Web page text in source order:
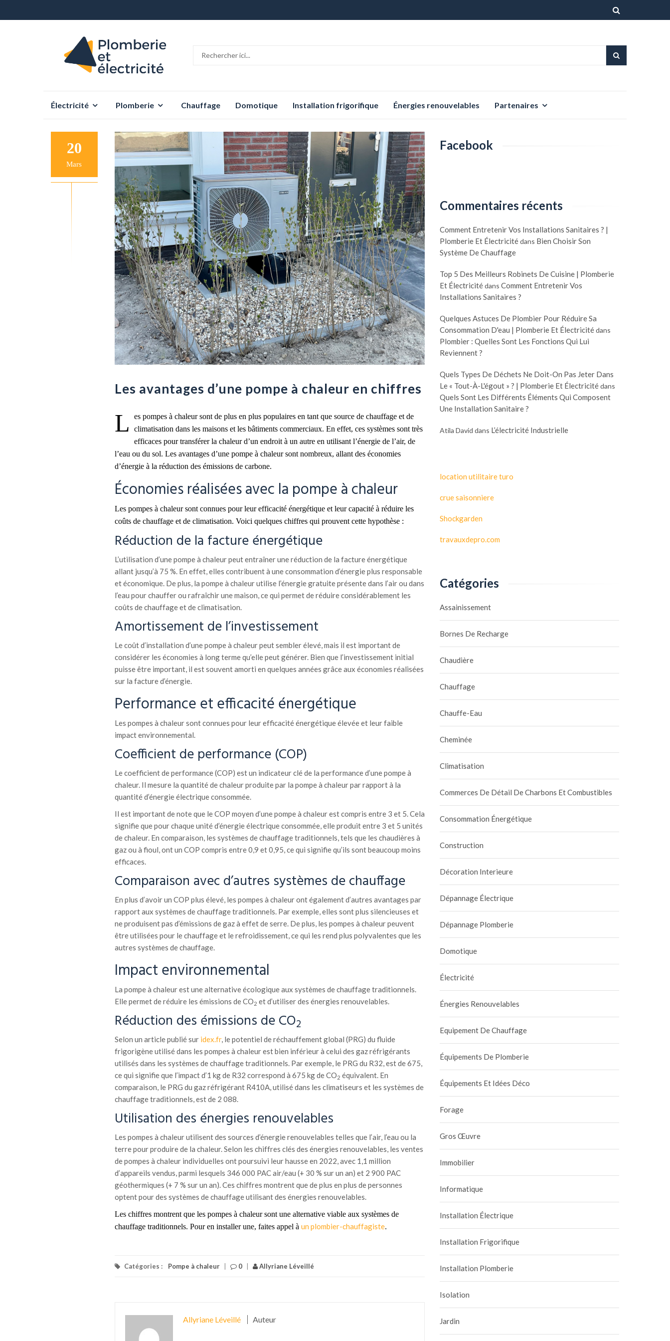
Aller
contenu
Électricité Plomberie Chauffage Domotique Installation frigorifique Énergies renouvelables Partenaires
20
Mars
Les avantages d’une pompe à chaleur en chiffres
L
es pompes à chaleur sont de plus en plus populaires en tant que source de chauffage et de
climatisation dans les maisons et les bâtiments commerciaux. En effet, ces systèmes sont très
efficaces pour transférer la chaleur d’un endroit à un autre en utilisant l’énergie de l’air, de
l’eau ou du sol. Les avantages d’une pompe à chaleur sont nombreux, allant des économies
d’énergie à la réduction des émissions de carbone.
Économies réalisées avec la pompe à chaleur
Les pompes à chaleur sont connues pour leur efficacité énergétique et leur capacité à réduire les
coûts de chauffage et de climatisation. Voici quelques chiffres qui prouvent cette hypothèse :
Réduction de la facture énergétique
L’utilisation d’une pompe à chaleur peut entraîner une réduction de la facture énergétique
allant jusqu’à 75 %. En effet, elles contribuent à une consommation d’énergie plus responsable
et économique. De plus, la pompe à chaleur utilise l’énergie gratuite présente dans l’air ou dans
l’eau pour chauffer ou rafraîchir une maison, ce qui permet de réduire considérablement les
coûts de chauffage et de climatisation.
Amortissement de l’investissement
Le coût d’installation d’une pompe à chaleur peut sembler élevé, mais il est important de
considérer les économies à long terme qu’elle peut générer. Bien que l’investissement initial
puisse être important, il est souvent amorti en quelques années grâce aux économies réalisées
sur la facture d’énergie.
Performance et efficacité énergétique
Les pompes à chaleur sont connues pour leur efficacité énergétique élevée et leur faible
impact environnemental.
Coefficient de performance (COP)
Le coefficient de performance (COP) est un indicateur clé de la performance d’une pompe à
chaleur. Il mesure la quantité de chaleur produite par la pompe à chaleur par rapport à la
quantité d’énergie électrique consommée.
Il est important de note que le COP moyen d’une pompe à chaleur est compris entre 3 et 5. Cela
signifie que pour chaque unité d’énergie électrique consommée, elle produit entre 3 et 5 unités
de chaleur. En comparaison, les systèmes de chauffage traditionnels, tels que les chaudières à
gaz ou à fioul, ont un COP compris entre 0,9 et 0,95, ce qui signifie qu’ils sont beaucoup moins
efficaces.
Comparaison avec d’autres systèmes de chauffage
En plus d’avoir un COP plus élevé, les pompes à chaleur ont également d’autres avantages par
rapport aux systèmes de chauffage traditionnels. Par exemple, elles sont plus silencieuses et
ne produisent pas d’émissions de gaz à effet de serre. De plus, les pompes à chaleur peuvent
être utilisées pour le chauffage et le refroidissement, ce qui les rend plus polyvalentes que les
autres systèmes de chauffage.
Impact environnemental
La pompe à chaleur est une alternative écologique aux systèmes de chauffage traditionnels.
Elle permet de réduire les émissions de CO2 et d’utiliser des énergies renouvelables.
Réduction des émissions de CO2
Selon un article publié sur idex.fr, le potentiel de réchauffement global (PRG) du fluide
frigorigène utilisé dans les pompes à chaleur est bien inférieur à celui des gaz réfrigérants
utilisés dans les systèmes de chauffage traditionnels. Par exemple, le PRG du R32, est de 675,
ce qui signifie que l’impact d’1 kg de R32 correspond à 675 kg de CO2 équivalent. En
comparaison, le PRG du gaz réfrigérant R410A, utilisé dans les climatiseurs et les systèmes de
chauffage traditionnels, est de 2 088.
Utilisation des énergies renouvelables
Les pompes à chaleur utilisent des sources d’énergie renouvelables telles que l’air, l’eau ou la
terre pour produire de la chaleur. Selon les chiffres clés des énergies renouvelables, les ventes
de pompes à chaleur individuelles ont poursuivi leur hausse en 2022, avec 1,1 million
d’appareils vendus, parmi lesquels 346 000 PAC air/eau (+ 30 % sur un an) et 2 900 PAC
géothermiques (+ 7 % sur un an). Ces chiffres montrent que de plus en plus de personnes
optent pour des systèmes de chauffage utilisant des énergies renouvelables.
Les chiffres montrent que les pompes à chaleur sont une alternative viable aux systèmes de
chauffage traditionnels. Pouren installerune, faites appel à un plombier-chauffagiste.
Catégories : Pompe à chaleur 0 Allyriane Léveillé
Allyriane Léveillé Auteur
Facebook
Commentaires récents
Comment Entretenir Vos Installations Sanitaires ? |
Plomberie Et Électricitédans Bien Choisir Son
Système De Chauffage
Top 5 Des Meilleurs Robinets De Cuisine | Plomberie
Et Électricitédans Comment Entretenir Vos
Installations Sanitaires ?
Quelques Astuces De Plombier Pour Réduire Sa
Consommation D'eau | Plomberie Et Électricitédans
Plombier : Quelles Sont Les Fonctions Qui Lui
Reviennent ?
Quels Types De Déchets Ne Doit-On Pas Jeter Dans
Le « Tout-À-L'égout » ? | Plomberie Et Électricitédans
Quels Sont Les Différents Éléments Qui Composent
Une Installation Sanitaire ?
Atila David dans L’électricité Industrielle
location utilitaire turo
crue saisonniere
Shockgarden
travauxdepro.com
Catégories
Assainissement
Bornes De Recharge
Chaudière
Chauffage
Chauffe-Eau
Cheminée
Climatisation
Commerces De Détail De Charbons Et Combustibles
Consommation Énergétique
Construction
Décoration Interieure
Dépannage Électrique
Dépannage Plomberie
Domotique
Électricité
Énergies Renouvelables
Equipement De Chauffage
Équipements De Plomberie
Équipements Et Idées Déco
Forage
Gros Œuvre
Immobilier
Informatique
Installation Électrique
Installation Frigorifique
Installation Plomberie
Isolation
Jardin